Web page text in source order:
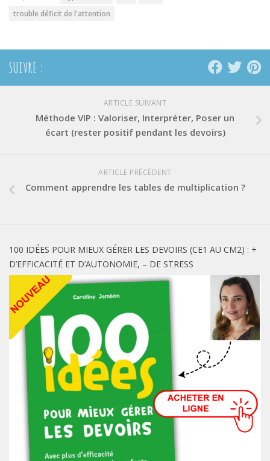
trouble déficit de l'attention
SUIVRE :
ARTICLE SUIVANT
Méthode VIP : Valoriser, Interpréter, Poser un
écart (rester positif pendant les devoirs)
ARTICLE PRÉCÉDENT
Comment apprendre les tables de multiplication ?
100 IDÉES POUR MIEUX GÉRER LES DEVOIRS (CE1 AU CM2) : +
D’EFFICACITÉ ET D’AUTONOMIE, – DE STRESS